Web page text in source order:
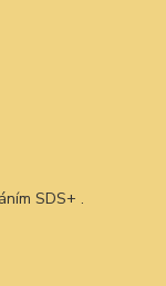
SDS+ .